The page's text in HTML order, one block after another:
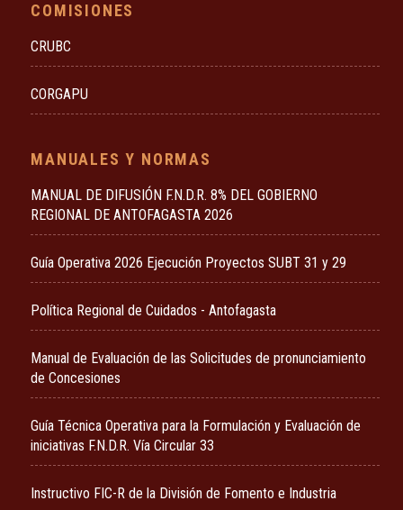
COMISIONES
CRUBC
CORGAPU
MANUALES Y NORMAS
MANUAL DE DIFUSIÓN F.N.D.R. 8% DEL GOBIERNO
REGIONAL DE ANTOFAGASTA 2026
Guía Operativa 2026 Ejecución Proyectos SUBT 31 y 29
Política Regional de Cuidados - Antofagasta
Manual de Evaluación de las Solicitudes de pronunciamiento
de Concesiones
Guía Técnica Operativa para la Formulación y Evaluación de
iniciativas F.N.D.R. Vía Circular 33
Instructivo FIC-R de la División de Fomento e Industria